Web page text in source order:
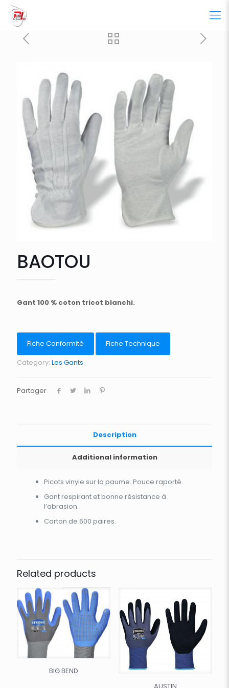
BAOTOU
Gant 100 % coton tricot blanchi.
Fiche Conformité
Fiche Technique
Category: Les Gants
Partager
Description
Additional information
Picots vinyle sur la paume. Pouce raporté.
Gant respirant et bonne résistance à
l’abrasion.
Carton de 600 paires.
Related products
BIG BEND